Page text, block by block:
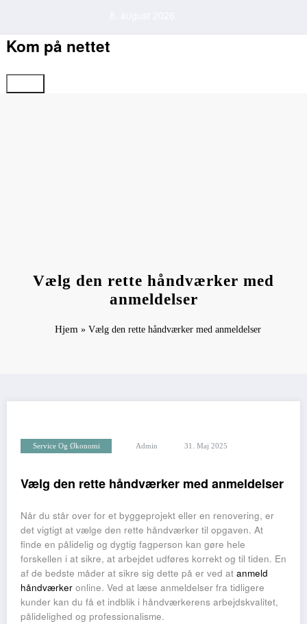
Kom på nettet
Vælg den rette håndværker med
anmeldelser
Hjem »Vælg den rette håndværker med anmeldelser
Service Og Økonomi Admin 31. Maj 2025
Vælg den rette håndværker med anmeldelser
Når du står over for et byggeprojekt eller en renovering, er
det vigtigt at vælge den rette håndværker til opgaven. At
finde en pålidelig og dygtig fagperson kan gøre hele
forskellen i at sikre, at arbejdet udføres korrekt og til tiden. En
af de bedste måder at sikre sig dette på er ved at anmeld
håndværker online. Ved at læse anmeldelser fra tidligere
kunder kan du få et indblik i håndværkerens arbejdskvalitet,
pålidelighed og professionalisme.